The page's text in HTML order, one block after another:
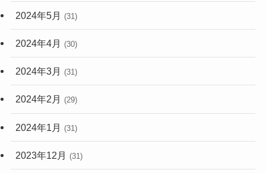
2024年5月 (31)
2024年4月 (30)
2024年3月 (31)
2024年2月 (29)
2024年1月 (31)
2023年12月 (31)